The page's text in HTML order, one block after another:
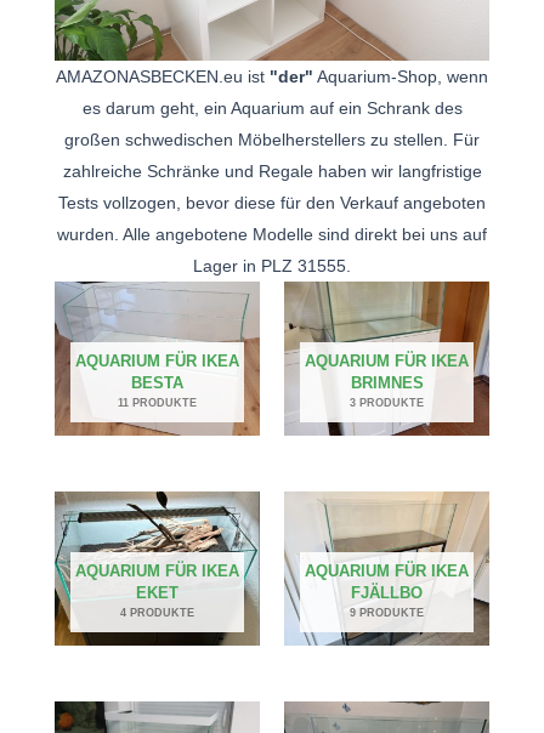
AMAZONASBECKEN.eu ist "der" Aquarium-Shop, wenn
es darum geht, ein Aquarium auf ein Schrank des
großen schwedischen Möbelherstellers zu stellen. Für
zahlreiche Schränke und Regale haben wir langfristige
Tests vollzogen, bevor diese für den Verkauf angeboten
wurden. Alle angebotene Modelle sind direkt bei uns auf
Lager in PLZ 31555.
AQUARIUM FÜR IKEA
BESTA
11 PRODUKTE
AQUARIUM FÜR IKEA
BRIMNES
3 PRODUKTE
AQUARIUM FÜR IKEA
EKET
4 PRODUKTE
AQUARIUM FÜR IKEA
FJÄLLBO
9 PRODUKTE